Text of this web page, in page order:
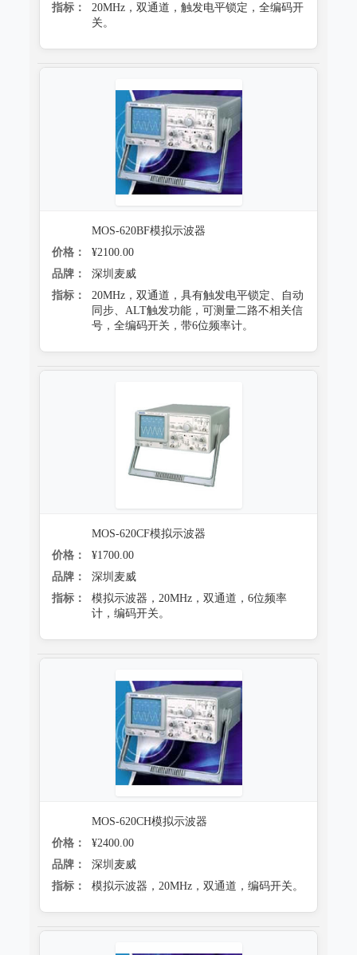
指标：
20MHz，双通道，触发电平锁定，全编码开
关。
MOS-620BF模拟示波器
价格：
¥2100.00
品牌：
深圳麦威
指标：
20MHz，双通道，具有触发电平锁定、自动
同步、ALT触发功能，可测量二路不相关信
号，全编码开关，带6位频率计。
MOS-620CF模拟示波器
价格：
¥1700.00
品牌：
深圳麦威
指标：
模拟示波器，20MHz，双通道，6位频率
计，编码开关。
MOS-620CH模拟示波器
价格：
¥2400.00
品牌：
深圳麦威
指标：
模拟示波器，20MHz，双通道，编码开关。